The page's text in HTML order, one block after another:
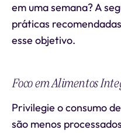
em uma semana? A
práticas
esse objetivo.
Foco em Alimentos
Privilegie o consumo
são menos